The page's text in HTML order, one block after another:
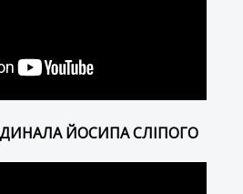
ЙОСИПА СЛІПОГО